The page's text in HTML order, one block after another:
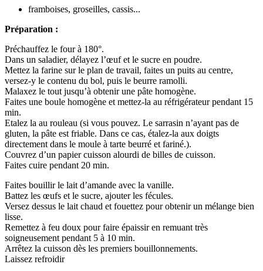
framboises, groseilles, cassis...
Préparation :
Préchauffez le four à 180°.
Dans un saladier, délayez l’œuf et le sucre en poudre.
Mettez la farine sur le plan de travail, faites un puits au centre,
versez-y le contenu du bol, puis le beurre ramolli.
Malaxez le tout jusqu’à obtenir une pâte homogène.
Faites une boule homogène et mettez-la au réfrigérateur pendant 15
min.
Etalez la au rouleau (si vous pouvez. Le sarrasin n’ayant pas de
gluten, la pâte est friable. Dans ce cas, étalez-la aux doigts
directement dans le moule à tarte beurré et fariné.).
Couvrez d’un papier cuisson alourdi de billes de cuisson.
Faites cuire pendant 20 min.
Faites bouillir le lait d’amande avec la vanille.
Battez les œufs et le sucre, ajouter les fécules.
Versez dessus le lait chaud et fouettez pour obtenir un mélange bien
lisse.
Remettez à feu doux pour faire épaissir en remuant très
soigneusement pendant 5 à 10 min.
Arrêtez la cuisson dès les premiers bouillonnements.
Laissez refroidir